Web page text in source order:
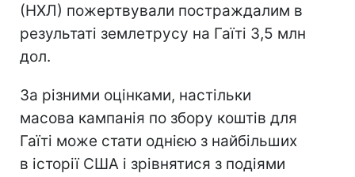
(НХЛ) пожертвували постраждалим в
результаті землетрусу на Гаїті 3,5 млн
дол.
За різними оцінками, настільки
масова кампанія по збору коштів для
Гаїті може стати однією з найбільших
в історії США і зрівнятися з подіями